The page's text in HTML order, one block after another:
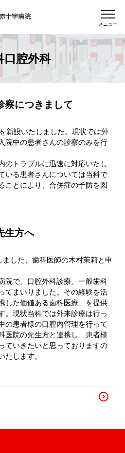
メニュー
口腔外科
察につきまして
新設いたしました。現状では外
院中の患者さんの診察のみを行
のトラブルに迅速に対応いたし
いる患者さんについては当科で
ことにより、合併症の予防を図
生方へ
した、歯科医師の木村茉莉と申
院で、口腔外科診療、一般歯科
てまいりました。その経験を活
した価値ある歯科医療」を提供
。現状当科では外来診療は行っ
の患者様の口腔内管理を行って
医院の先生方と連携し、患者様
ていきたいと思っておりますの
たします。